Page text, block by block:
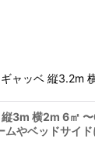
ャッベ 縦3.2m
3m 横2m 6㎡
ムやベッドサ